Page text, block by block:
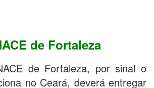
de Fortaleza
de Fortaleza, por sinal o
no Ceará, deverá entregar